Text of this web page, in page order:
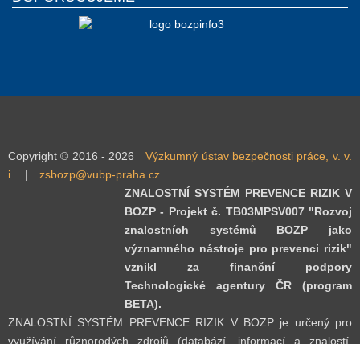
Copyright © 2016 - 2026
Výzkumný ústav bezpečnosti práce, v. v.
i.
|
zsbozp@vubp-praha.cz
ZNALOSTNÍ SYSTÉM PREVENCE RIZIK V
BOZP - Projekt č. TB03MPSV007 "Rozvoj
znalostních systémů BOZP jako
významného nástroje pro prevenci rizik"
vznikl za finanční podpory
Technologické agentury ČR (program
BETA).
ZNALOSTNÍ SYSTÉM PREVENCE RIZIK V BOZP je určený pro
využívání různorodých zdrojů (databází, informací a znalostí,